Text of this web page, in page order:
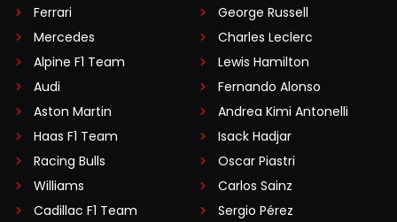
Ferrari
Mercedes
Alpine F1 Team
Audi
Aston Martin
Haas F1 Team
Racing Bulls
Williams
Cadillac F1 Team
George Russell
Charles Leclerc
Lewis Hamilton
Fernando Alonso
Andrea Kimi Antonelli
Isack Hadjar
Oscar Piastri
Carlos Sainz
Sergio Pérez